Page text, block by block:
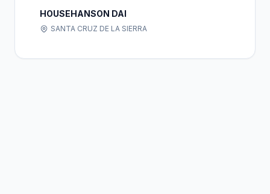
HOUSEHANSON DAI
SANTA CRUZ DE LA SIERRA